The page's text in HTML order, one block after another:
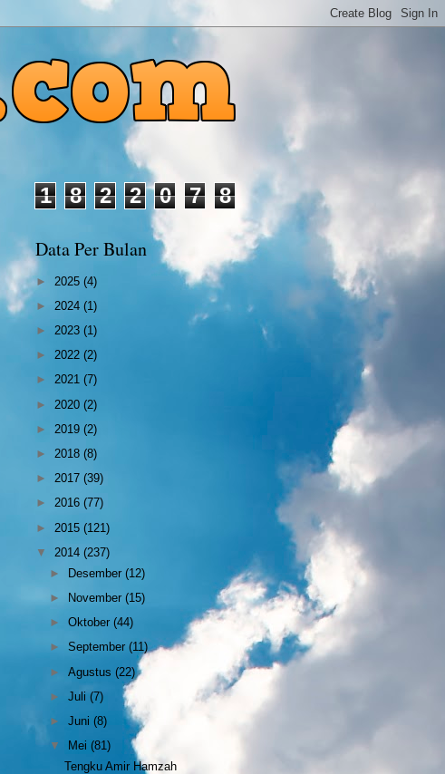
1 8 2 2 0 7 8
Data Per Bulan
► 2025 (4)
► 2024 (1)
► 2023 (1)
► 2022 (2)
► 2021 (7)
► 2020 (2)
► 2019 (2)
► 2018 (8)
► 2017 (39)
► 2016 (77)
► 2015 (121)
▼ 2014 (237)
► Desember(12)
►
November(15)
►Oktober(44)
►September(11)
►Agustus(22)
►Juli(7)
►Juni(8)
▼
Mei(81)
Tengku Amir Hamzah